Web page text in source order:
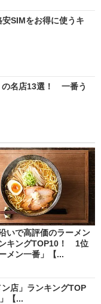
SIMをお得に使うキ
の名店13選！ 一番う
沿いで高評価のラーメン
キングTOP10！ 1位
メン一番」【...
ン店」ランキングTOP
【...